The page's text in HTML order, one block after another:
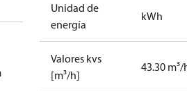
Unidad de
energía
kWh
Valores kvs
[m³/h]
43.30 m³/